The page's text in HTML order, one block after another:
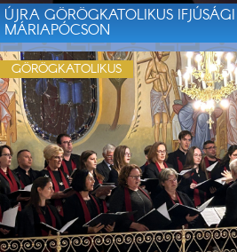
ÚJRA GÖRÖGKATOLIKUS
MÁRIAPÓCSON
GÖRÖGKATOLIKUS